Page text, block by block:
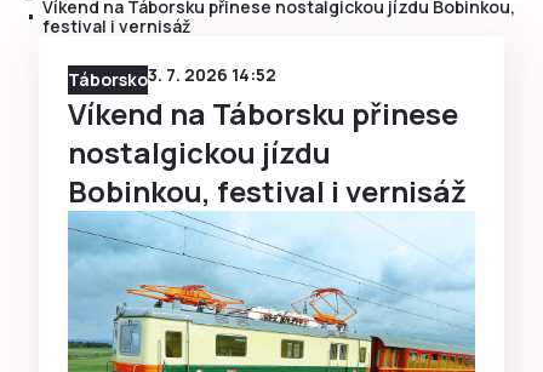
Víkend na Táborsku přinese nostalgickou jízdu Bobinkou,
festival i vernisáž
Táborsko3. 7. 2026 14:52
Víkend na Táborsku přinese
nostalgickou jízdu
Bobinkou, festival i vernisáž